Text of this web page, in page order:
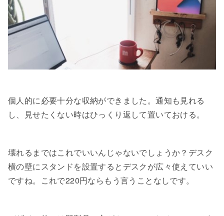
個人的に必要十分な収納ができました。通知も見れる
し、見せたくない時はひっくり返して置いておける。
壊れるまではこれでいいんじゃないでしょうか？デスク
横の壁にスタンドを設置するとデスクが広々使えていい
ですね。これで220円ならもう言うことなしです。